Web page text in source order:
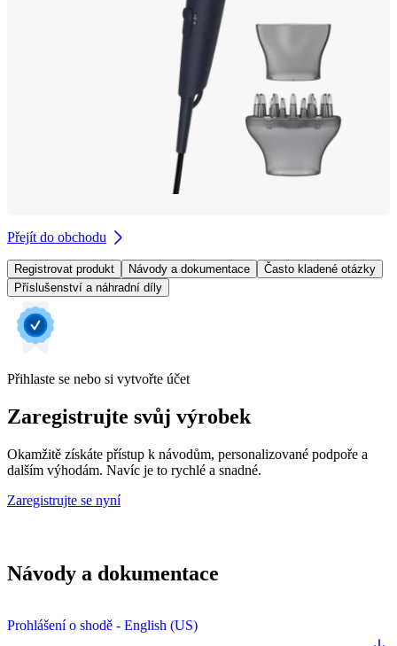
Přejít do obchodu
Registrovat produkt Návody a dokumentace
Často kladené otázky
Příslušenství a náhradní díly
Přihlaste se nebo si vytvořte účet
Zaregistrujte svůj výrobek
Okamžitě získáte přístup k návodům, personalizované podpoře a
dalším výhodám. Navíc je to rychlé a snadné.
Zaregistrujte se nyní
Návody a dokumentace
Prohlášení o shodě - English (US)